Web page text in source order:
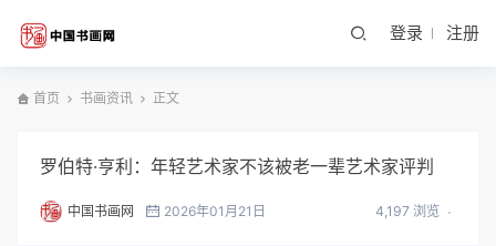
登录 注册
首页 书画资讯 正文
罗伯特·亨利：年轻艺术家不该被老一辈艺术家评判
中国书画网 2026年01月21日 4,197 浏览